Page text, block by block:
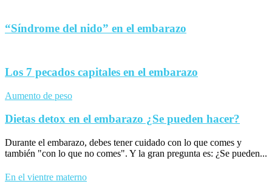
“Síndrome del nido” en el embarazo
Los 7 pecados capitales en el embarazo
Aumento de peso
Dietas detox en el embarazo ¿Se pueden hacer?
Durante el embarazo, debes tener cuidado con lo que comes y
también "con lo que no comes". Y la gran pregunta es: ¿Se pueden...
En el vientre materno